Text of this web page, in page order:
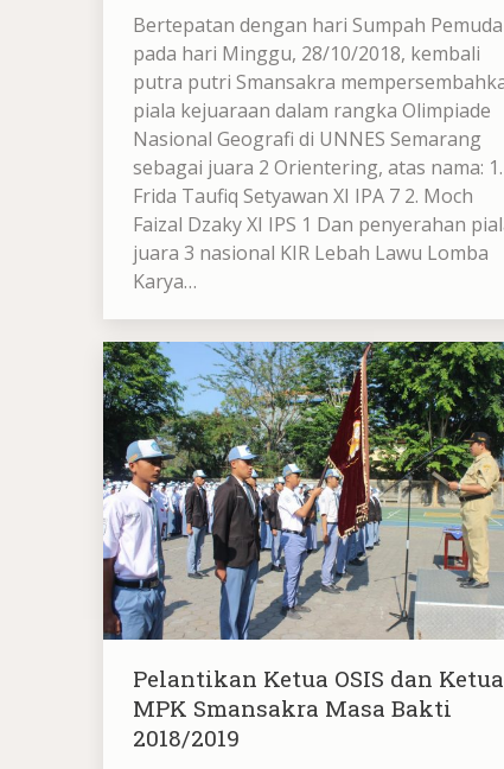
Bertepatan dengan hari Sumpah Pemuda
pada hari Minggu, 28/10/2018, kembali
putra putri Smansakra
piala kejuaraan dalam rangka Olimpiade
Nasional Geografi di UNNES Semarang
sebagai juara 2 Orientering, atas nama: 1.
Frida Taufiq Setyawan XI IPA 7 2. Moch
Faizal Dzaky XI IPS 1 Dan penyerahan
juara 3 nasional KIR Lebah Lawu Lomba
Karya…
Pelantikan Ketua OSIS dan Ketua
MPK Smansakra Masa Bakti
2018/2019